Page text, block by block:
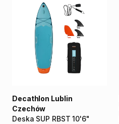
Deska SUP RBST 10'6"
Decathlon Lublin
Czechów